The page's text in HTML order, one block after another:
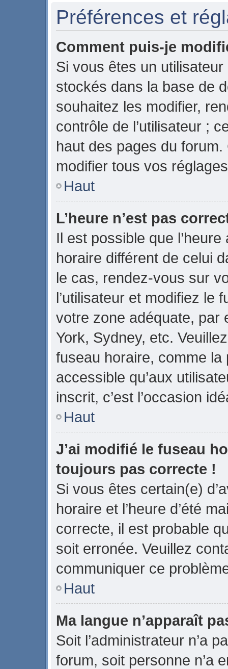
Préférences et
Comment puis-je
Si vous êtes un
stockés dans la base de
souhaitez les modifier,
contrôle de l’utilisateur ;
haut des pages du
modifier tous vos
Haut
L’heure n’est pas
Il est possible que
horaire différent de celui
le cas, rendez-vous sur
l’utilisateur et modifiez le
votre zone adéquate, par
York, Sydney, etc.
fuseau horaire, comme la
accessible qu’aux
inscrit, c’est l’occasion
Haut
J’ai modifié le fuseau
toujours pas correcte !
Si vous êtes certain(e)
horaire et l’heure d’été
correcte, il est probable
soit erronée. Veuillez
communiquer ce
Haut
Ma langue n’apparaît
Soit l’administrateur n’a
forum, soit personne n’a